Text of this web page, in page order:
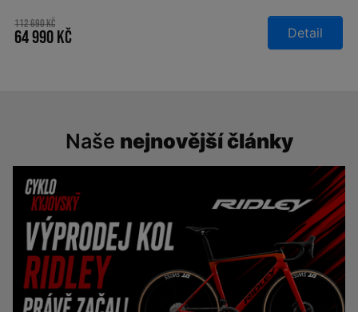
112 690 Kč
64 990 Kč Detail
Naše nejnovější články